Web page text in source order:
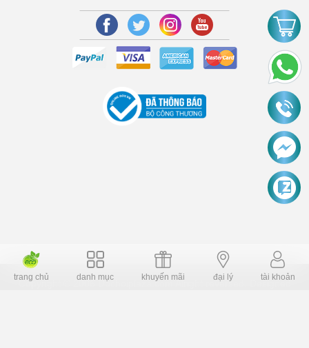
Copyright © 2006 Dochoiplaza.com Alright reversed. Designed
trang chủ danh mục khuyến mãi đại lý tài khoản